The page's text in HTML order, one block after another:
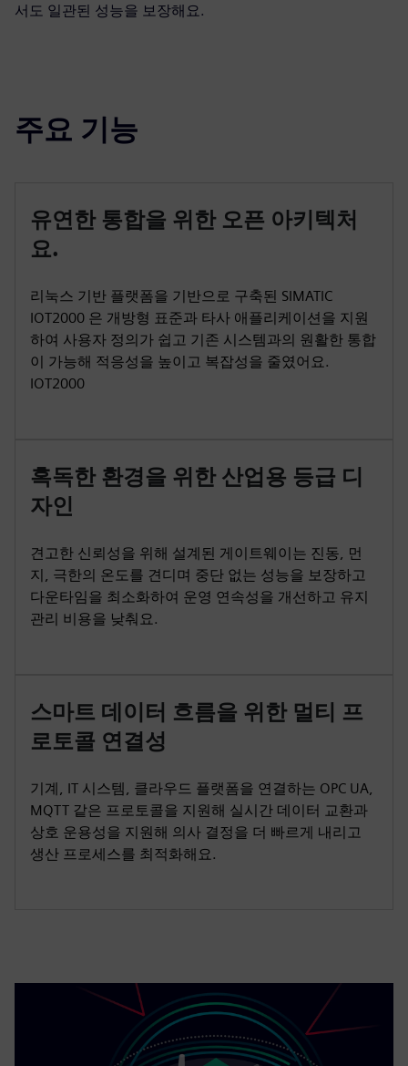
서도 일관된 성능을 보장해요.
주요 기능
유연한 통합을 위한 오픈 아키텍처
요.
리눅스 기반 플랫폼을 기반으로 구축된 SIMATIC
IOT2000 은 개방형 표준과 타사 애플리케이션을 지원
하여 사용자 정의가 쉽고 기존 시스템과의 원활한 통합
이 가능해 적응성을 높이고 복잡성을 줄였어요.
IOT2000
혹독한 환경을 위한 산업용 등급 디
자인
견고한 신뢰성을 위해 설계된 게이트웨이는 진동, 먼
지, 극한의 온도를 견디며 중단 없는 성능을 보장하고
다운타임을 최소화하여 운영 연속성을 개선하고 유지
관리 비용을 낮춰요.
스마트 데이터 흐름을 위한 멀티 프
로토콜 연결성
기계, IT 시스템, 클라우드 플랫폼을 연결하는 OPC UA,
MQTT 같은 프로토콜을 지원해 실시간 데이터 교환과
상호 운용성을 지원해 의사 결정을 더 빠르게 내리고
생산 프로세스를 최적화해요.